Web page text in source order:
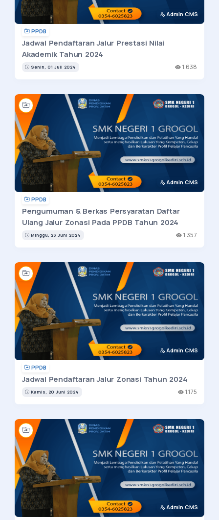
Admin CMS
PPDB
Jadwal Pendaftaran Jalur Prestasi Nilai
Akademik Tahun 2024
Senin, 01 Juli 2024 1.638
Admin CMS
PPDB
Pengumuman & Berkas Persyaratan Daftar
Ulang Jalur Zonasi Pada PPDB Tahun 2024
Minggu, 23 Juni 2024 1.357
Admin CMS
PPDB
Jadwal Pendaftaran Jalur Zonasi Tahun 2024
Kamis, 20 Juni 2024 1.175
Admin CMS